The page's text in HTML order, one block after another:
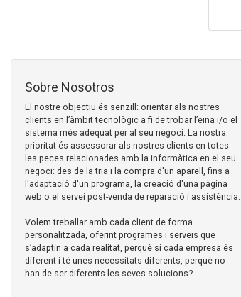
Sobre Nosotros
El nostre objectiu és senzill: orientar als nostres
clients en l’àmbit tecnològic a fi de trobar l’eina i/o el
sistema més adequat per al seu negoci. La nostra
prioritat és assessorar als nostres clients en totes
les peces relacionades amb la informàtica en el seu
negoci: des de la tria i la compra d'un aparell, fins a
l'adaptació d'un programa, la creació d'una pàgina
web o el servei post-venda de reparació i assistència.
Volem treballar amb cada client de forma
personalitzada, oferint programes i serveis que
s’adaptin a cada realitat, perquè si cada empresa és
diferent i té unes necessitats diferents, perquè no
han de ser diferents les seves solucions?